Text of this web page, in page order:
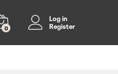
0
Log in
Register